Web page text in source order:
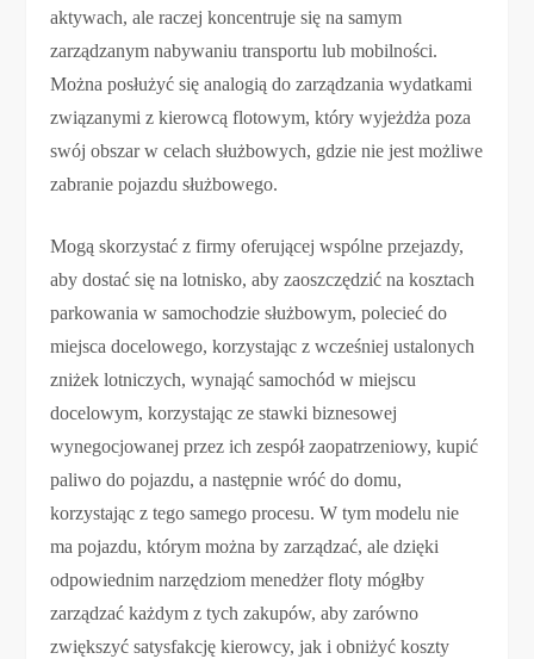
aktywach, ale raczej koncentruje się na samym
zarządzanym nabywaniu transportu lub mobilności.
Można posłużyć się analogią do zarządzania wydatkami
związanymi z kierowcą flotowym, który wyjeżdża poza
swój obszar w celach służbowych, gdzie nie jest możliwe
zabranie pojazdu służbowego.
Mogą skorzystać z firmy oferującej wspólne przejazdy,
aby dostać się na lotnisko, aby zaoszczędzić na kosztach
parkowania w samochodzie służbowym, polecieć do
miejsca docelowego, korzystając z wcześniej ustalonych
zniżek lotniczych, wynająć samochód w miejscu
docelowym, korzystając ze stawki biznesowej
wynegocjowanej przez ich zespół zaopatrzeniowy, kupić
paliwo do pojazdu, a następnie wróć do domu,
korzystając z tego samego procesu. W tym modelu nie
ma pojazdu, którym można by zarządzać, ale dzięki
odpowiednim narzędziom menedżer floty mógłby
zarządzać każdym z tych zakupów, aby zarówno
zwiększyć satysfakcję kierowcy, jak i obniżyć koszty